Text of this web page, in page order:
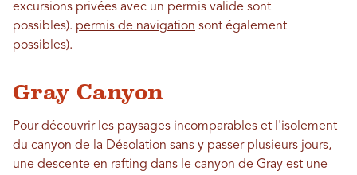
excursions privées avec un permis valide sont
possibles). permis de navigation sont également
possibles).
Gray Canyon
Pour découvrir les paysages incomparables et l'isolement
du canyon de la Désolation sans y passer plusieurs jours,
une descente en rafting dans le canyon de Gray est une